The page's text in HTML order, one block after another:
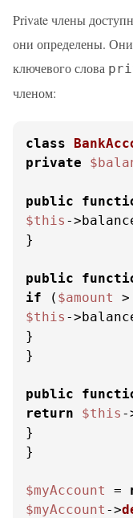
Private члены
они определены. Они
ключевого слова
членом:
class
private
public
$this -
}
public
if ( $amount >
$this -
}
}
public
return
$this -
}
}
$myAccount =
$myAccount ->